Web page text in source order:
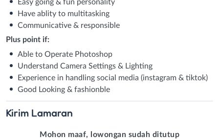
Easy going & fun personality
Have ablity to multitasking
Communicative & responsible
Plus point if:
Able to Operate Photoshop
Understand Camera Settings & Lighting
Experience in handling social media (instagram & tiktok)
Good Looking & fashionble
Kirim Lamaran
Mohon maaf, lowongan sudah ditutup